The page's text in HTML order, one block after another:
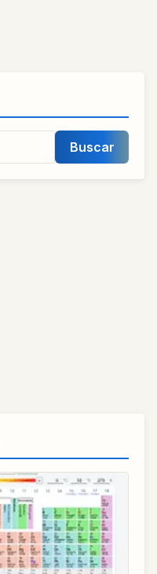
Buscar